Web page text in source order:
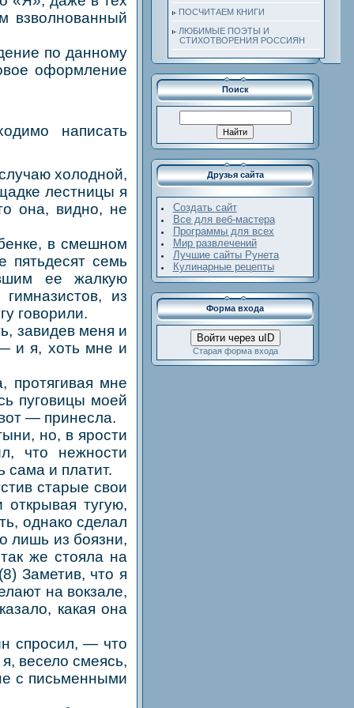
взволнованный
по данному
оформление
написать
холодной,
лестницы я
она, видно, не
в смешном
пятьдесят семь
ее жалкую
из
говорили.
завидев меня и
и я, хоть мне и
мне
пуговицы моей
— принесла.
но, в ярости
что нежности
сама и платит.
старые свои
тугую,
однако сделал
лишь из боязни,
же стояла на
Заметив, что я
на вокзале,
какая она
спросил, — что
весело смеясь,
с письменными
ПОСЧИТАЕМ КНИГИ
ЛЮБИМЫЕ ПОЭТЫ И
СТИХОТВОРЕНИЯ РОССИЯН
Поиск
Друзья сайта
Создать сайт
Все для веб-мастера
Программы для всех
Мир развлечений
Лучшие сайты Рунета
Кулинарные рецепты
Форма входа
Войти через uID
Старая форма входа